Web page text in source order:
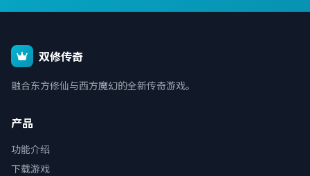
双修传奇
融合东方修仙与西方魔幻的全新传奇游戏。
产品
功能介绍
下载游戏